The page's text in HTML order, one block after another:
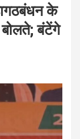
के
बंटेंगे